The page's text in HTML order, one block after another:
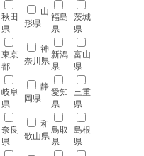
秋田
県
山
形県
福島
県
茨城
県
東京
都
神
奈川県
新潟
県
富山
県
岐阜
県
静
岡県
愛知
県
三重
県
奈良
県
和
歌山県
鳥取
県
島根
県